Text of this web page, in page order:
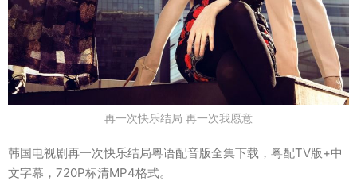
再一次快乐结局 再一次我愿意
韩国电视剧再一次快乐结局粤语配音版全集下载，粤配TV版+中
文字幕，720P标清MP4格式。